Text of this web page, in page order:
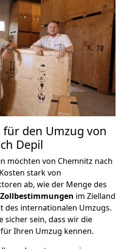
für den Umzug von
Depil
möchten von Chemnitz nach
stark von
ab, wie der Menge des
Zollbestimmungen im Zielland
des internationalen Umzugs.
sicher sein, dass wir die
für Ihren Umzug kennen.